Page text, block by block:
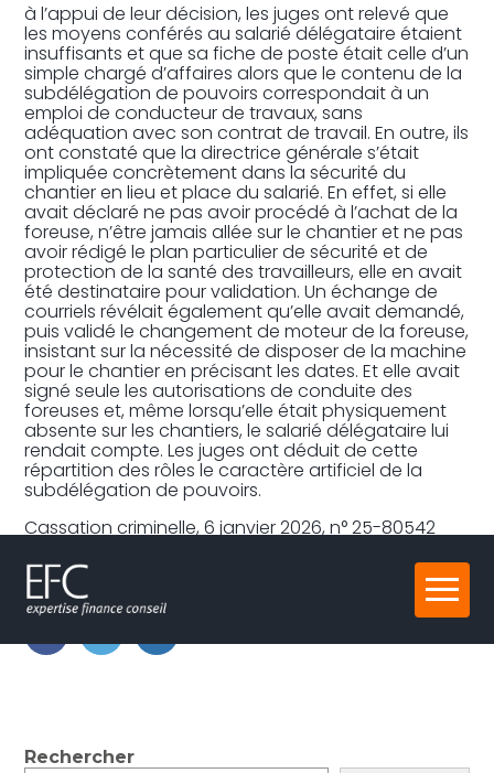
Aller
au
à l’appui de leur décision, les juges ont relevé que
les moyens conférés au salarié délégataire étaient
insuffisants et que sa fiche de poste était celle d’un
simple chargé d’affaires alors que le contenu de la
subdélégation de pouvoirs correspondait à un
emploi de conducteur de travaux, sans
adéquation avec son contrat de travail. En outre, ils
ont constaté que la directrice générale s’était
impliquée concrètement dans la sécurité du
chantier en lieu et place du salarié. En effet, si elle
avait déclaré ne pas avoir procédé à l’achat de la
foreuse, n’être jamais allée sur le chantier et ne pas
avoir rédigé le plan particulier de sécurité et de
protection de la santé des travailleurs, elle en avait
été destinataire pour validation. Un échange de
courriels révélait également qu’elle avait demandé,
puis validé le changement de moteur de la foreuse,
insistant sur la nécessité de disposer de la machine
pour le chantier en précisant les dates. Et elle avait
signé seule les autorisations de conduite des
foreuses et, même lorsqu’elle était physiquement
absente sur les chantiers, le salarié délégataire lui
rendait compte. Les juges ont déduit de cette
répartition des rôles le caractère artificiel de la
subdélégation de pouvoirs.
Cassation criminelle, 6 janvier 2026, n° 25-80542
Partager :
FaceBook
TwitterLinkedIn
Blog
Rechercher